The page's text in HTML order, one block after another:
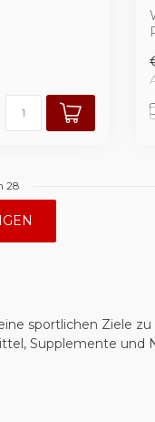
28
sportlichen Ziele
Supplemente